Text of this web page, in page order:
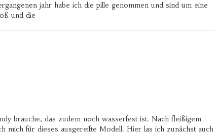
jahr habe ich die pille genommen und sind um eine
und die
brauche, das zudem noch wasserfest ist. Nach fleißigem
mich für dieses ausgereifte Modell. Hier las ich zunächst auch